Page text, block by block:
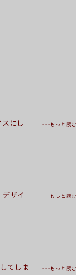
にし
、段々
ット
しお金
・・・もっと読む
デザイ
・・・もっと読む
てしま
・・・もっと読む